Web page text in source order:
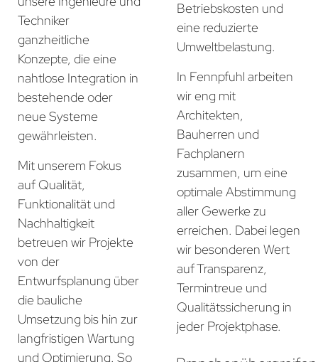
Techniker
ganzheitliche
Konzepte, die eine
nahtlose Integration in
bestehende oder
neue Systeme
gewährleisten.
Mit unserem Fokus
auf Qualität,
Funktionalität und
Nachhaltigkeit
betreuen wir Projekte
von der
Entwurfsplanung über
die bauliche
Umsetzung bis hin zur
langfristigen Wartung
und Optimierung. So
Betriebskosten und
eine reduzierte
Umweltbelastung.
In Fennpfuhl arbeiten
wir eng mit
Architekten,
Bauherren und
Fachplanern
zusammen, um eine
optimale Abstimmung
aller Gewerke zu
erreichen. Dabei legen
wir besonderen Wert
auf Transparenz,
Termintreue und
Qualitätssicherung in
jeder Projektphase.